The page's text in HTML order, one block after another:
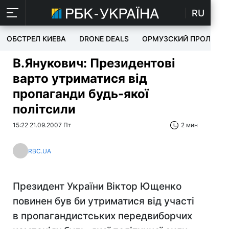
RU
ОБСТРЕЛ КИЕВА DRONE DEALS ОРМУЗСКИЙ ПРОЛИВ
В.Янукович: Президентові
варто утриматися від
пропаганди будь-якої
політсили
15:22 21.09.2007 Пт 2 мин
RBC.UA
Президент України Віктор Ющенко
повинен був би утриматися від участі
в пропагандистських передвиборчих